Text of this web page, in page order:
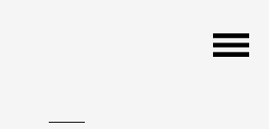
WILLKOMMEN